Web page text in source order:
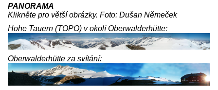
PANORAMA
Klikněte pro větší obrázky. Foto: Dušan Němeček
Hohe Tauern (TOPO) v okolí Oberwalderhütte:
Oberwalderhütte za svítání: